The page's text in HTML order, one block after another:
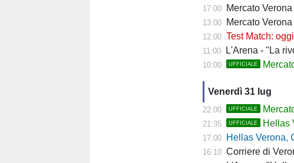
17:00 Mercato Verona -
13:00 Mercato
12:00 Test Match:
11:00 L'Arena - "La
10:00 UFFICIALE Mercato
Venerdì 31 lug
22:00 UFFICIALE
21:35 UFFICIALE Hellas
17:00 Hellas Verona,
16:10 Corriere di Verona -